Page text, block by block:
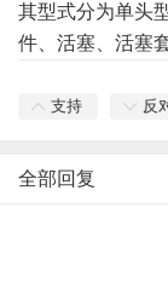
其型式分为单头
件、活塞、活塞
支持 反
全部回复